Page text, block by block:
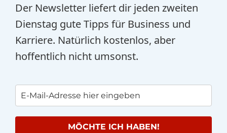
Der Newsletter liefert dir jeden zweiten
Dienstag gute Tipps für Business und
Karriere. Natürlich kostenlos, aber
hoffentlich nicht umsonst.
MÖCHTE ICH HABEN!